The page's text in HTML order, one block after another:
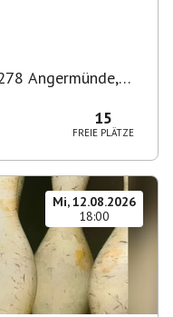
Angermünde,
15
FREIE PLÄTZE
Mi, 12.08.2026
18:00